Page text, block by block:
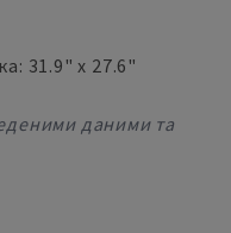
31.9" x 27.6"
даними та